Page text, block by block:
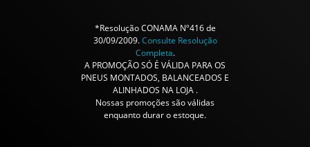
*Resolução CONAMA Nº416 de
30/09/2009.Consulte Resolução
Completa.
A PROMOÇÃO SÓ É VÁLIDA PARA OS
PNEUS MONTADOS, BALANCEADOS E
ALINHADOS NA LOJA .
Nossas promoções são válidas
enquanto durar o estoque.